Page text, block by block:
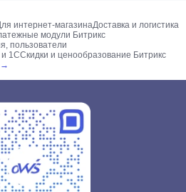
интернет-магазинаДоставка и логистика
модули Битрикс
пользователи
и 1ССкидки и ценообразование Битрикс
→